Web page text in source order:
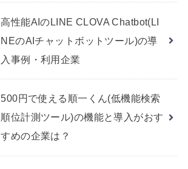
高性能AIのLINE CLOVA Chatbot(LI
NEのAIチャットボットツール)の導
入事例・利用企業
500円で使える順一くん(低機能検索
順位計測ツール)の機能と導入がおす
すめの企業は？